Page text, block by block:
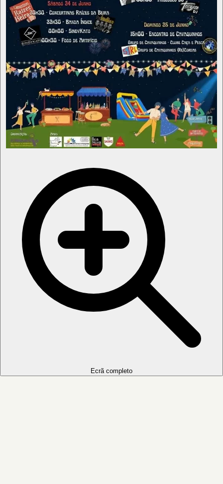
Ecrã completo